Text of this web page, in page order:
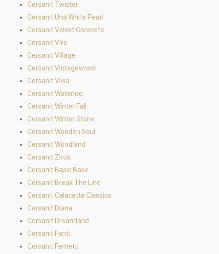
Cersanit Twister
Cersanit Una White Pearl
Cersanit Velvet Concrete
Cersanit Vilio
Cersanit Village
Cersanit Vintagewood
Cersanit Vivia
Cersanit Waterloo
Cersanit Winter Fall
Cersanit Winter Stone
Cersanit Wooden Soul
Cersanit Woodland
Cersanit Ziros
Cersanit Basic Base
Cersanit Break The Line
Cersanit Calacatta Classico
Cersanit Diana
Cersanit Dreamland
Cersanit Fanti
Cersanit Fernetti